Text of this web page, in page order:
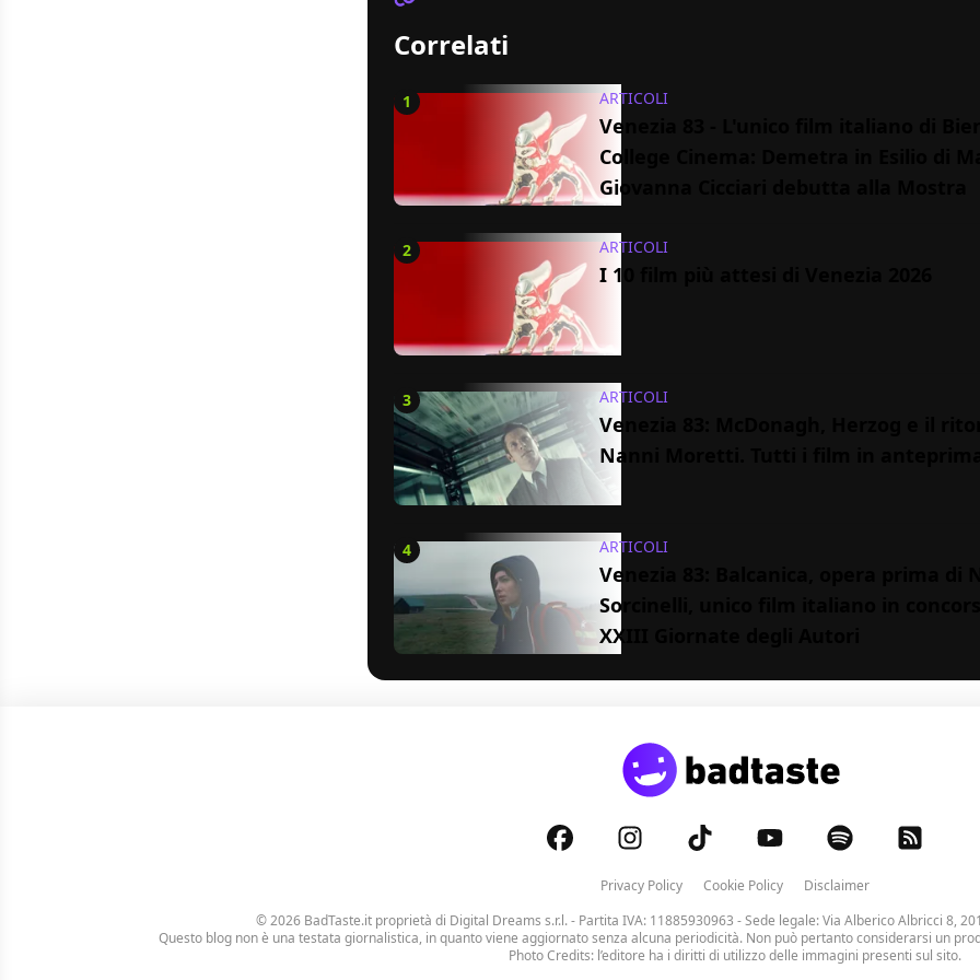
Correlati
1 ARTICOLI
Venezia 83 - L'unico film italiano di
College Cinema: Demetra in Esilio di
Giovanna Cicciari debutta alla Mostra
2 ARTICOLI
I 10 film più attesi di Venezia 2026
3 ARTICOLI
Venezia 83: McDonagh, Herzog e il
Nanni Moretti. Tutti i film in anteprima
4 ARTICOLI
Venezia 83: Balcanica, opera prima di
Sorcinelli, unico film italiano in
XXIII Giornate degli Autori
Privacy Policy Cookie Policy
Disclaimer
© 2026 BadTaste.it proprietà di Digital Dreams s.r.l.- Partita IVA: 11885930963 - Sede legale: Via Alberico Albricci 8,
Questo blog non è una testata giornalistica, in quanto viene aggiornato senza alcuna periodicità. Non può pertanto considerarsi un
Photo Credits: l’editore ha i diritti di utilizzo delle immagini presenti sul sito.